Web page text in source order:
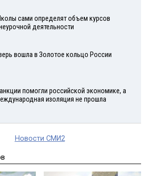
сами определят объем курсов
деятельности
вошла в Золотое кольцо России
помогли российской экономике, а
изоляция не прошла
Новости СМИ2